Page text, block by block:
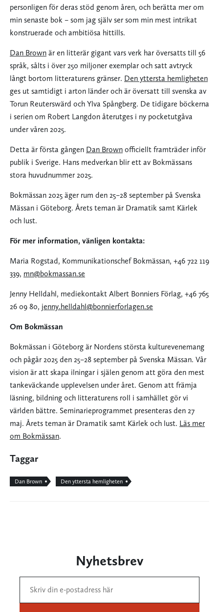
personligen för deras stöd genom åren, och berätta mer om
min senaste bok – som jag själv ser som min mest intrikat
konstruerade och ambitiösa hittills.
Dan Brown är en litterär gigant vars verk har översatts till 56
språk, sålts i över 250 miljoner exemplar och satt avtryck
långt bortom litteraturens gränser. Den yttersta hemligheten
ges ut samtidigt i arton länder och är översatt till svenska av
Torun Reuterswärd och Ylva Spångberg. De tidigare böckerna
i serien om Robert Langdon återutges i ny pocketutgåva
under våren 2025.
Detta är första gången Dan Brown officiellt framträder inför
publik i Sverige. Hans medverkan blir ett av Bokmässans
stora huvudnummer 2025.
Bokmässan 2025 äger rum den 25–28 september på Svenska
Mässan i Göteborg. Årets teman är Dramatik samt Kärlek
och lust.
För mer information, vänligen kontakta:
Maria Rogstad, Kommunikationschef Bokmässan, +46 722 119
339, mn@bokmassan.se
Jenny Helldahl, mediekontakt Albert Bonniers Förlag, +46 765
26 09 80, jenny.helldahl@bonnierforlagen.se
Om Bokmässan
Bokmässan i Göteborg är Nordens största kulturevenemang
och pågår 2025 den 25–28 september på Svenska Mässan. Vår
vision är att skapa ilningar i själen genom att göra den mest
tankeväckande upplevelsen under året. Genom att främja
läsning, bildning och litteraturens roll i samhället gör vi
världen bättre. Seminarieprogrammet presenteras den 27
maj. Årets teman är Dramatik samt Kärlek och lust. Läs mer
om Bokmässan.
Taggar
Dan Brown Den yttersta hemligheten
Nyhetsbrev